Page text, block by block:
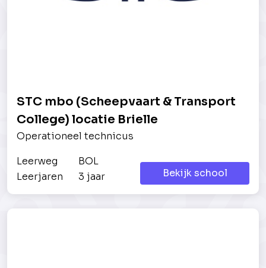
STC mbo (Scheepvaart & Transport
College) locatie Brielle
Operationeel technicus
Leerweg
BOL
Leerjaren
3 jaar Bekijk school